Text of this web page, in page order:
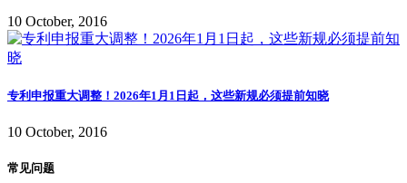
10 October, 2016
专利申报重大调整！2026年1月1日起，这些新规必须提前知晓
10 October, 2016
常见问题